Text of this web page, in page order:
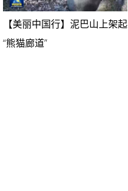
【美丽中国行】泥巴山上架起
“熊猫廊道”